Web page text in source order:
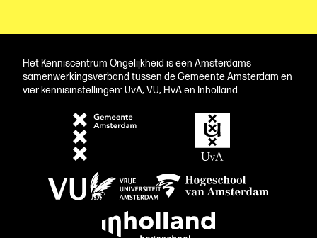
Het Kenniscentrum Ongelijkheid is een Amsterdams
samenwerkingsverband tussen de Gemeente Amsterdam en
vier kennisinstellingen: UvA, VU, HvA en Inholland.